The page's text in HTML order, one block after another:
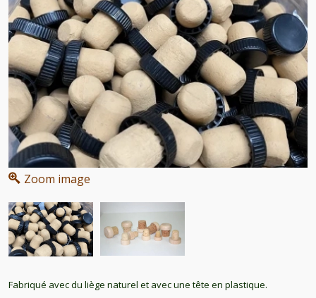
Zoom image
Fabriqué avec du liège naturel et avec une tête en plastique.